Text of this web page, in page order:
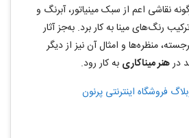
نقاشی اعم از سبک مینیاتور، آبرنگ و
رنگ‌های مینا به کار برد. به‌جز آثار
منظره‌ها و امثال آن نیز از دیگر
درهنر میناکاری به کار رود.
فروشگاه اینترنتی پرنون